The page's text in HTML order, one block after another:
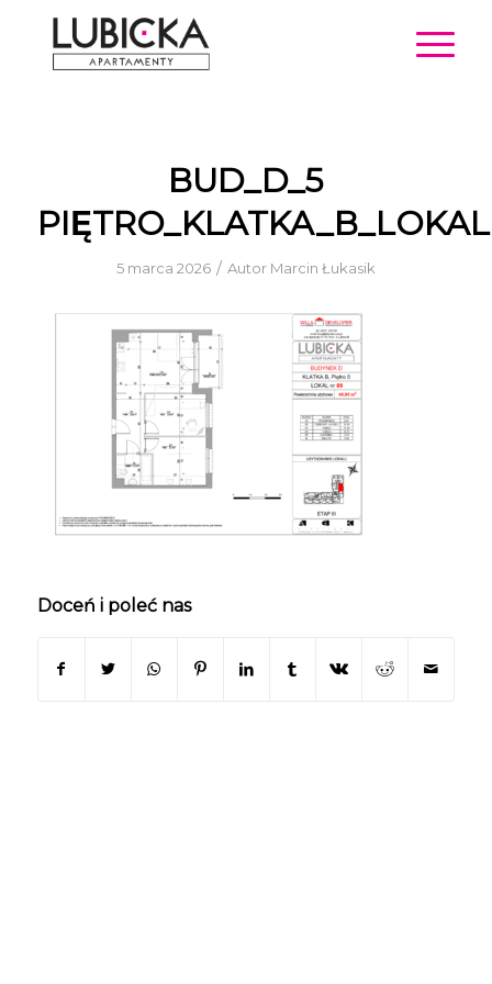
BUD_D_5
5 marca 2026 / Autor Marcin Łukasik
Doceń i poleć nas